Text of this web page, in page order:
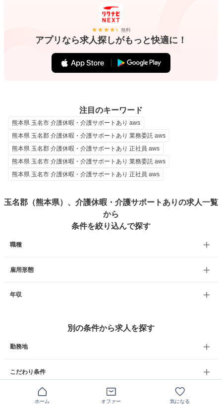
無料
アプリなら求人探しがもっと快適に！
注目のキーワード
熊本県 玉名市 介護休暇・介護サポートあり aws
熊本県 玉名郡 介護休暇・介護サポートあり 業務委託 aws
熊本県 玉名郡 介護休暇・介護サポートあり 正社員 aws
熊本県 玉名市 介護休暇・介護サポートあり 業務委託 aws
熊本県 玉名市 介護休暇・介護サポートあり 正社員 aws
玉名郡（熊本県）、介護休暇・介護サポートありの求人一覧
から
条件を絞り込んで探す
職種
雇用形態
年収
別の条件から求人を探す
勤務地
こだわり条件
ホーム オファー 気になる